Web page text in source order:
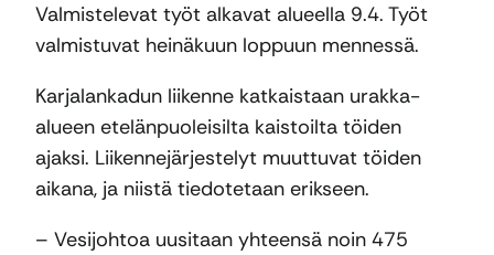
Valmistelevat työt alkavat alueella 9.4. Työt
valmistuvat heinäkuun loppuun mennessä.
Karjalankadun liikenne katkaistaan urakka-
alueen etelänpuoleisilta kaistoilta töiden
ajaksi. Liikennejärjestelyt muuttuvat töiden
aikana, ja niistä tiedotetaan erikseen.
– Vesijohtoa uusitaan yhteensä noin 475